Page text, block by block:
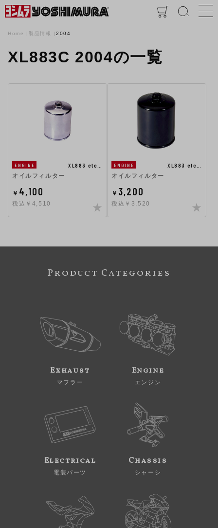
Home 製品情報 2004
XL883C 2004の一覧
ENGINE
XL883 etc…
オイルフィルター
￥ 4,100
税込￥4,510
ENGINE
XL883 etc…
オイルフィルター
￥ 3,200
税込￥3,520
Product Categories
Exhaust
マフラー
Engine
エンジン
Electrical
電装パーツ
Chassis
シャーシ